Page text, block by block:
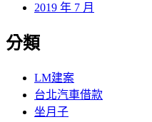
2019 年 7 月
分類
LM建案
台北汽車借款
坐月子